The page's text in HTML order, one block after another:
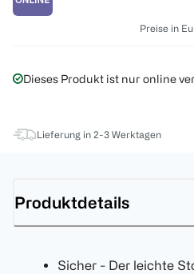
Preise in
Dieses Produkt ist nur online
Lieferung in 2-3 Werktagen
Produktdetails
Sicher - Der leichte